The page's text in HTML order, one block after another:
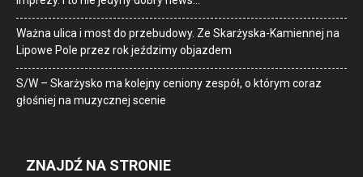
Ważna ulica i most do przebudowy. Ze Skarżyska-Kamiennej na
Lipowe Pole przez rok jeździmy objazdem
S/W – Skarżysko ma kolejny ceniony zespół, o którym coraz
głośniej na muzycznej scenie
ZNAJDŹ NA STRONIE